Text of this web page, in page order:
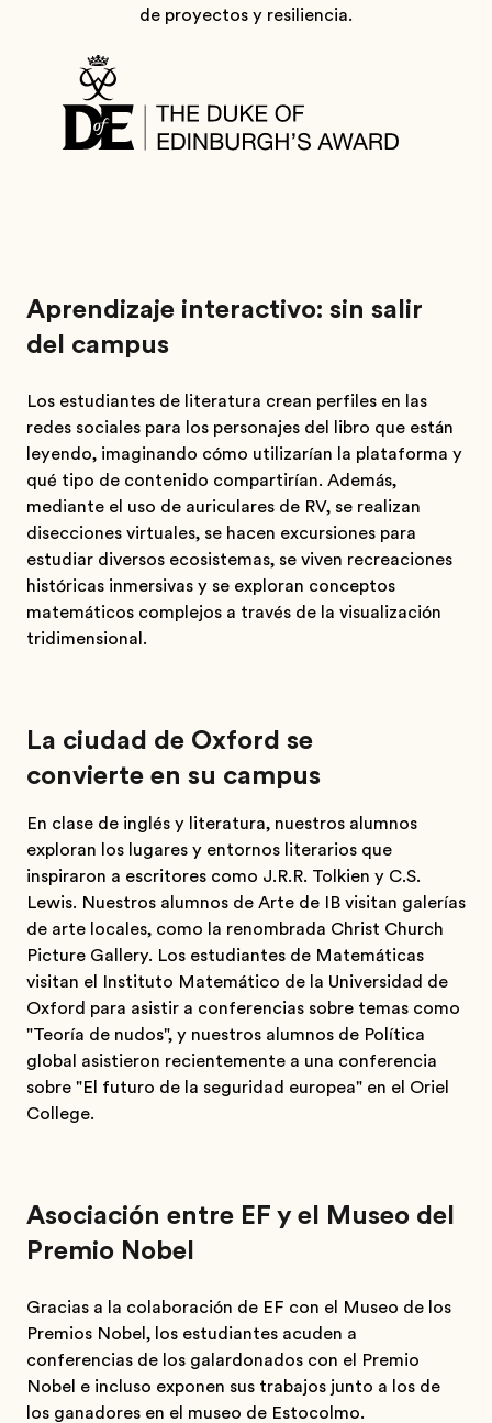
de proyectos y resiliencia.
Aprendizaje interactivo: sin salir
del campus
Los estudiantes de literatura crean perfiles en las
redes sociales para los personajes del libro que están
leyendo, imaginando cómo utilizarían la plataforma y
qué tipo de contenido compartirían. Además,
mediante el uso de auriculares de RV, se realizan
disecciones virtuales, se hacen excursiones para
estudiar diversos ecosistemas, se viven recreaciones
históricas inmersivas y se exploran conceptos
matemáticos complejos a través de la visualización
tridimensional.
La ciudad de Oxford se
convierte en su campus
En clase de inglés y literatura, nuestros alumnos
exploran los lugares y entornos literarios que
inspiraron a escritores como J.R.R. Tolkien y C.S.
Lewis. Nuestros alumnos de Arte de IB visitan galerías
de arte locales, como la renombrada Christ Church
Picture Gallery. Los estudiantes de Matemáticas
visitan el Instituto Matemático de la Universidad de
Oxford para asistir a conferencias sobre temas como
"Teoría de nudos", y nuestros alumnos de Política
global asistieron recientemente a una conferencia
sobre "El futuro de la seguridad europea" en el Oriel
College.
Asociación entre EF y el Museo del
Premio Nobel
Gracias a la colaboración de EF con el Museo de los
Premios Nobel, los estudiantes acuden a
conferencias de los galardonados con el Premio
Nobel e incluso exponen sus trabajos junto a los de
los ganadores en el museo de Estocolmo.